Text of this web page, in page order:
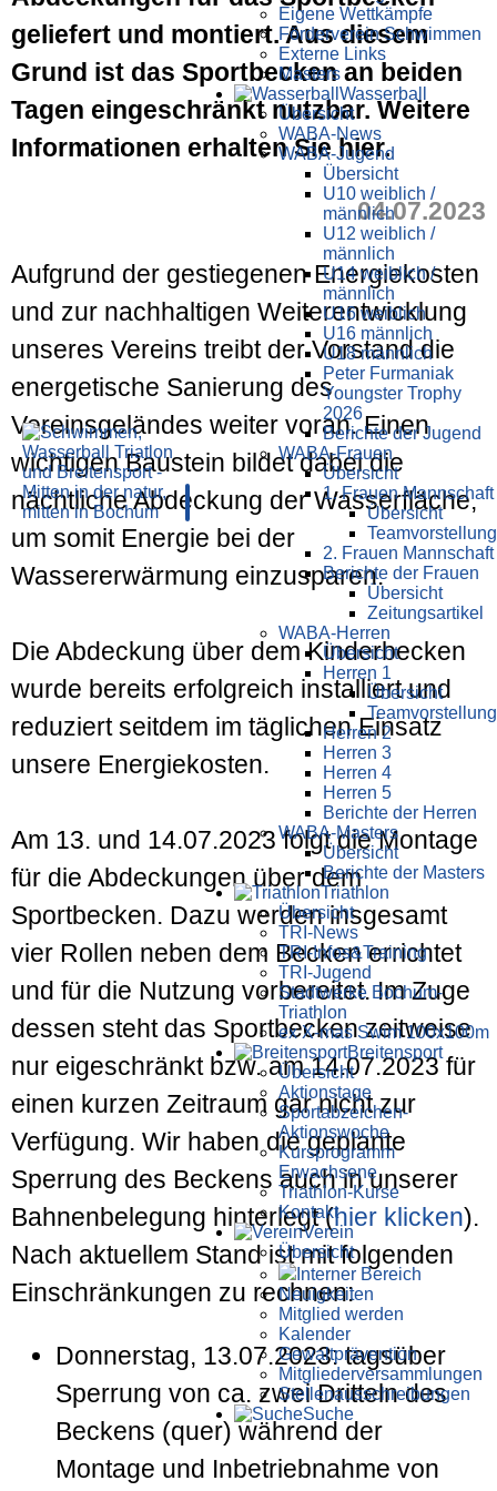
Eigene Wettkämpfe
Förderverein Schwimmen
Externe Links
Masters
Wasser­ball
Übersicht
WABA-News
WABA-Jugend
Übersicht
U10 weiblich /
männlich
U12 weiblich /
männlich
U14 weiblich /
männlich
U16 weiblich
U16 männlich
U18 männlich
Peter Furmaniak
Youngster Trophy
2026
Berichte der Jugend
WABA-Frauen
Übersicht
1. Frauen Mannschaft
Übersicht
Teamvorstellung
2. Frauen Mannschaft
Berichte der Frauen
Übersicht
Zeitungsartikel
WABA-Herren
Übersicht
Herren 1
Übersicht
Teamvorstellung
Herren 2
Herren 3
Herren 4
Herren 5
Berichte der Herren
WABA-Masters
Übersicht
Berichte der Masters
Triathlon
Übersicht
TRI-News
TRI-Infos&Training
TRI-Jugend
Stadtwerke Bochum-
Triathlon
ex X-mas Swim 100x100m
Breiten­sport
Übersicht
Aktionstage
Sportabzeichen-
Aktionswoche
Kursprogramm
Erwachsene
Triathlon-Kurse
Kontakt
Verein
Übersicht
Interner Bereich
Neuigkeiten
Mitglied werden
Kalender
Gewaltprävention
Mitglieder­versammlungen
Stellen­aus­schrei­bungen
Suche
geliefert und montiert. Aus diesem
Grund ist das Sportbecken an beiden
Tagen eingeschränkt nutzbar. Weitere
Informationen erhalten Sie hier.
04.07.2023
Aufgrund der gestiegenen Energiekosten
und zur nachhaltigen Weiterentwicklung
unseres Vereins treibt der Vorstand die
energetische Sanierung des
Vereinsgeländes weiter voran. Einen
wichtigen Baustein bildet dabei die
nächtliche Abdeckung der Wasserfläche,
um somit Energie bei der
Wassererwärmung einzusparen.
Die Abdeckung über dem Kinderbecken
wurde bereits erfolgreich installiert und
reduziert seitdem im täglichen Einsatz
unsere Energiekosten.
Am 13. und 14.07.2023 folgt die Montage
für die Abdeckungen über dem
Sportbecken. Dazu werden insgesamt
vier Rollen neben dem Becken errichtet
und für die Nutzung vorbereitet. Im Zuge
dessen steht das Sportbecken zeitweise
nur eigeschränkt bzw. am 14.07.2023 für
einen kurzen Zeitraum gar nicht zur
Verfügung. Wir haben die geplante
Sperrung des Beckens auch in unserer
Bahnenbelegung hinterlegt (hier klicken).
Nach aktuellem Stand ist mit folgenden
Einschränkungen zu rechnen:
Donnerstag, 13.07.2023: tagsüber
Sperrung von ca. zwei Dritteln des
Beckens (quer) während der
Montage und Inbetriebnahme von